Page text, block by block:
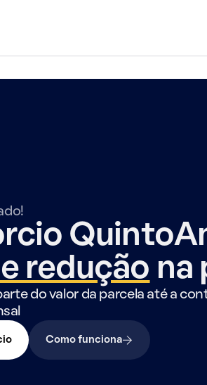
redução na
do valor da parcela até a
Como funciona